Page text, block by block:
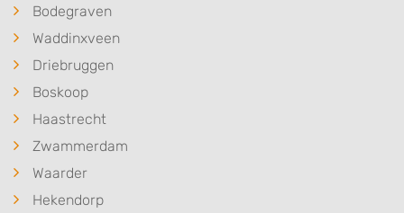
Bodegraven
Waddinxveen
Driebruggen
Boskoop
Haastrecht
Zwammerdam
Waarder
Hekendorp